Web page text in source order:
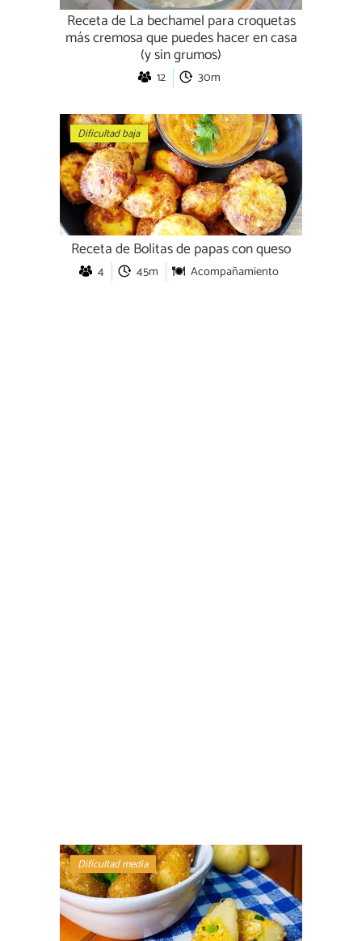
Receta de La bechamel para croquetas
más cremosa que puedes hacer en casa
(y sin grumos)
12 30m
Dificultad baja
Receta de Bolitas de papas con queso
4 45m Acompañamiento
Dificultad media